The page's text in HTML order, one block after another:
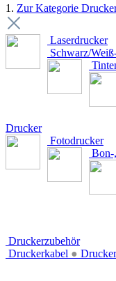
1. Zur Kategorie
Laserdrucker
Schwarz/
Drucker
Fotodrucker
Bon-
Druckerzubehör
Druckerkabel ●